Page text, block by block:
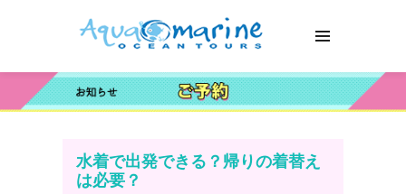
水着で出発できる？帰りの着替え
は必要？